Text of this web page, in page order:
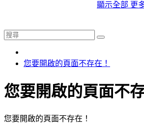
顯示全部 更
您要開啟的頁面不存在！
您要開啟的頁面不
您要開啟的頁面不存在！